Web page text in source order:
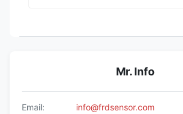
Mr. Info
Email:
info@frdsensor.com